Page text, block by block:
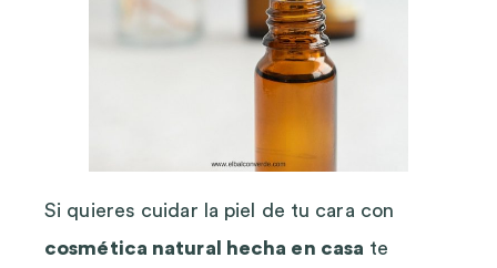
Si quieres cuidar la piel de tu cara con
cosmética natural hecha en casa te